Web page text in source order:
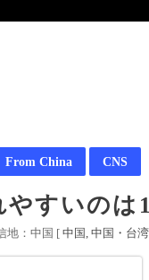
From China CNS
すいのは
地：中国 [ 中国 中国・台湾